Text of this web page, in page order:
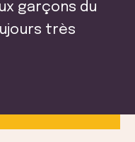
garçons du
très